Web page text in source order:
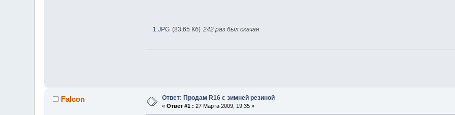
1.JPG (83,65 Кб) 242 раз был скачан
Falcon Ответ: Продам R16 с зимней резиной
«Ответ #1 : 27 Марта 2009, 19:35 »